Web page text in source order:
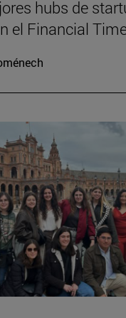
hubs de
el Financial